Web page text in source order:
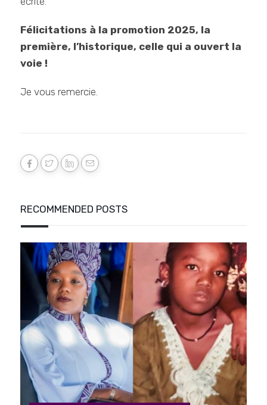
Félicitations à la promotion 2025, la
première, l’historique, celle qui a ouvert la
voie !
Je vous remercie.
RECOMMENDED POSTS